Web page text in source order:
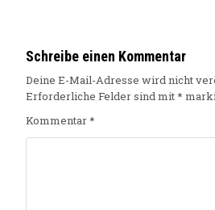
Schreibe einen Kommentar
Deine E-Mail-Adresse wird nicht
Erforderliche Felder sind mit*
Kommentar*